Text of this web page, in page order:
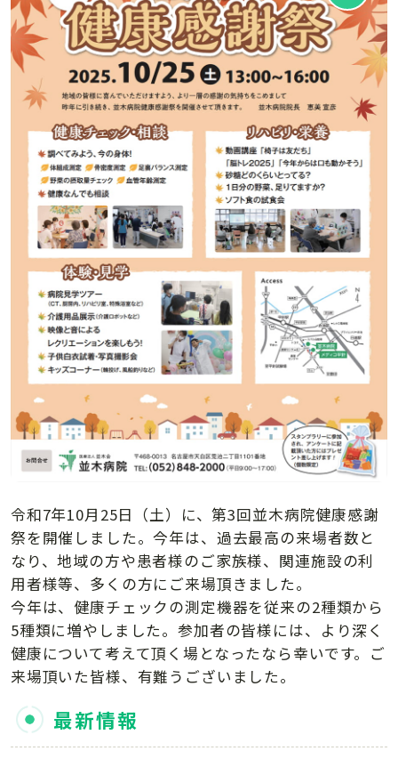
令和7年10月25日（土）に、第3回並木病院健康感謝
祭を開催しました。今年は、過去最高の来場者数と
なり、地域の方や患者様のご家族様、関連施設の利
用者様等、多くの方にご来場頂きました。
今年は、健康チェックの測定機器を従来の2種類から
5種類に増やしました。参加者の皆様には、より深く
健康について考えて頂く場となったなら幸いです。ご
来場頂いた皆様、有難うございました。
最新情報